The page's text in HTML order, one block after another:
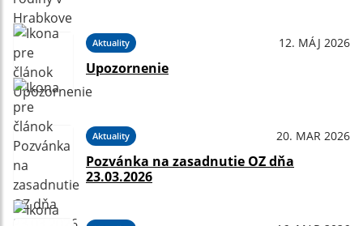
Aktuality 12. MÁJ 2026
Upozornenie
Aktuality 20. MAR 2026
Pozvánka na zasadnutie OZ dňa
23.03.2026